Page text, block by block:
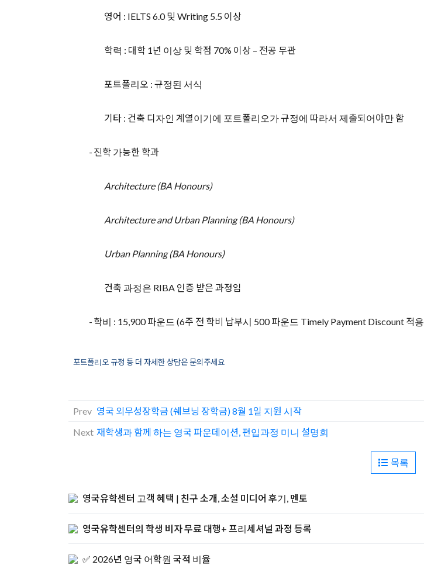
영어 : IELTS 6.0및 Writing 5.5 이상
학력 : 대학 1년 이상 및 학점 70% 이상 – 전공 무관
포트폴리오 :규정된 서식
기타 : 건축 디자인 계열이기에 포트폴리오가 규정에 따라서 제출되어야만 함
- 진학 가능한 학과
Architecture (BA Honours)
Architecture and Urban Planning (BA Honours)
Urban Planning (BA Honours)
건축 과정은 RIBA 인증 받은 과정임
- 학비 : 15,900파운드 (6주 전 학비 납부시 500파운드 Timely Payment Discount 적용
포트폴리오 규정 등 더 자세한 상담은 문의주세요
Prev 영국 외무성장학금 (쉐브닝 장학금) 8월 1일 지원 시작
Next 재학생과 함께 하는 영국 파운데이션, 편입과정 미니 설명회
목록
영국유학센터 고객 혜택 | 친구 소개, 소셜 미디어 후기, 멘토
영국유학센터의 학생 비자 무료 대행+ 프리세셔널 과정 등록
✅ 2026년 영국 어학원 국적 비율